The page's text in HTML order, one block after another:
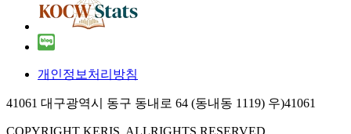
개인정보처리방침
41061 대구광역시 동구 동내로 64 (동내동 1119) 우)41061
COPYRIGHT KERIS. ALLRIGHTS RESERVED